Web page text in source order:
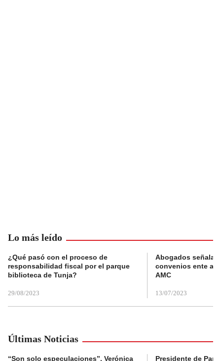
Lo más leído
¿Qué pasó con el proceso de
responsabilidad fiscal por el parque
biblioteca de Tunja?
29/08/2023
Abogados
convenios ente
AMC
13/07/2023
Últimas Noticias
“Son solo especulaciones”, Verónica
Presidente de